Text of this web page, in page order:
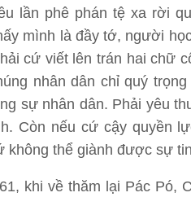
lần phê phán tệ xa rời
mình là đầy tớ, người
cứ viết lên trán hai chữ
nhân dân chỉ quý
sự nhân dân. Phải yêu
Còn nếu cứ cậy quyền
không thể giành được sự
khi về thăm lại Pác Pó,